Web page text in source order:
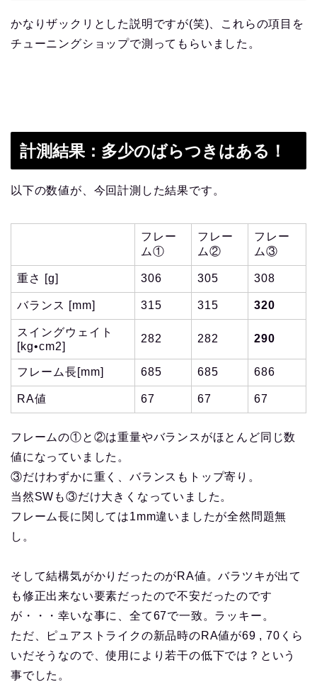
かなりザックリとした説明ですが(笑)、これらの項目を
チューニングショップで測ってもらいました。
計測結果：多少のばらつきはある！
以下の数値が、今回計測した結果です。
フレー
ム①
フレー
ム②
フレー
ム③
重さ [g] 306 305 308
バランス [mm] 315 315 320
スイングウェイト
[kg•cm2]
282 282 290
フレーム長[mm] 685 685 686
RA値 67 67 67
フレームの①と②は重量やバランスがほとんど同じ数
値になっていました。
③だけわずかに重く、バランスもトップ寄り。
当然SWも③だけ大きくなっていました。
フレーム長に関しては1mm違いましたが全然問題無
し。
そして結構気がかりだったのがRA値。バラツキが出て
も修正出来ない要素だったので不安だったのです
が・・・幸いな事に、全て67で一致。ラッキー。
ただ、ピュアストライクの新品時のRA値が69 , 70くら
いだそうなので、使用により若干の低下では？という
事でした。